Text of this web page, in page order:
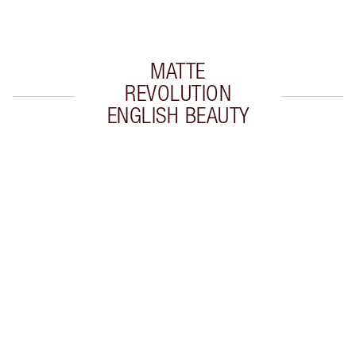
MATTE
REVOLUTION
ENGLISH BEAUTY